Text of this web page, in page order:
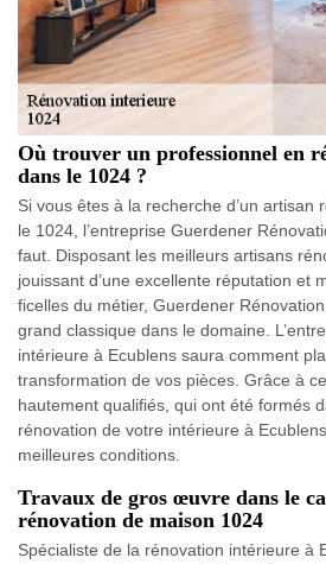
Où trouver un professionnel en
dans le 1024 ?
Si vous êtes à la recherche d’un artisan
le 1024, l’entreprise Guerdener
faut. Disposant les meilleurs artisans
jouissant d’une excellente réputation et
ficelles du métier, Guerdener
grand classique dans le domaine.
intérieure à Ecublens saura comment
transformation de vos pièces. Grâce à
hautement qualifiés, qui ont été formés
rénovation de votre intérieure à
meilleures conditions.
Travaux de gros œuvre dans le
rénovation de maison 1024
Spécialiste de la rénovation intérieure à